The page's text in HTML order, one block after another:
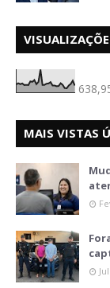
MAIS VISTAS